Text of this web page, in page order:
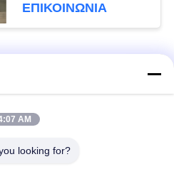
ΕΠΙΚΟΙΝΩΝΊΑ
Σκληραίνοντας
AM
looking for?